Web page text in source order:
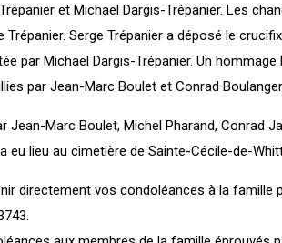
et Michaël Dargis-Trépanier. Les
Serge Trépanier a déposé le
par Michaël Dargis-Trépanier. Un
par Jean-Marc Boulet et Conrad
Jean-Marc Boulet, Michel Pharand, Conrad
eu lieu au cimetière de Sainte-Cécile-de-
directement vos condoléances à la famille